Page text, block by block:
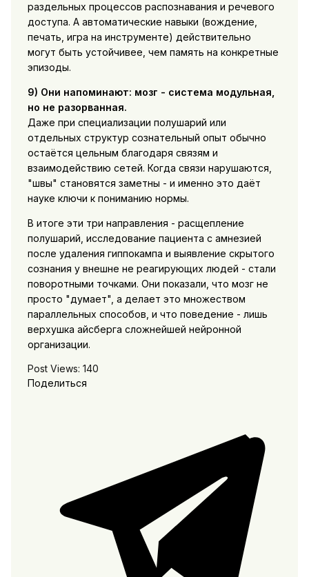
раздельных процессов распознавания и речевого
доступа. А автоматические навыки (вождение,
печать, игра на инструменте) действительно
могут быть устойчивее, чем память на конкретные
эпизоды.
9) Они напоминают: мозг - система модульная,
но не разорванная.
Даже при специализации полушарий или
отдельных структур сознательный опыт обычно
остаётся цельным благодаря связям и
взаимодействию сетей. Когда связи нарушаются,
"швы" становятся заметны - и именно это даёт
науке ключи к пониманию нормы.
В итоге эти три направления - расщепление
полушарий, исследование пациента с амнезией
после удаления гиппокампа и выявление скрытого
сознания у внешне не реагирующих людей - стали
поворотными точками. Они показали, что мозг не
просто "думает", а делает это множеством
параллельных способов, и что поведение - лишь
верхушка айсберга сложнейшей нейронной
организации.
Post Views: 140
Поделиться